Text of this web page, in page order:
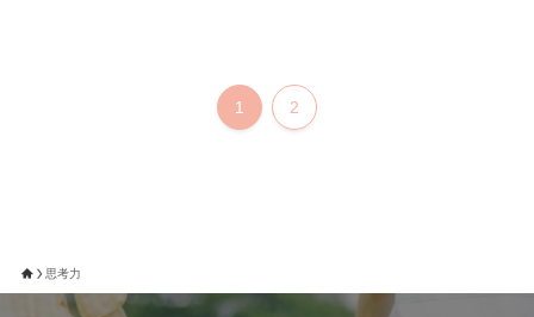
1 2
思考力